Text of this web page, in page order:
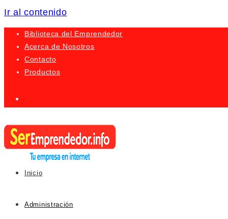
Ir al contenido
Biblioteca del Emprendedor
Acerca de Nosotros
Contacto
Productos
Inicio
Administración